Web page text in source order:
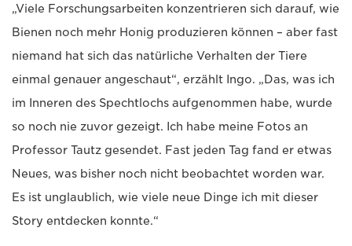
„Viele Forschungsarbeiten konzentrieren sich darauf, wie
Bienen noch mehr Honig produzieren können – aber fast
niemand hat sich das natürliche Verhalten der Tiere
einmal genauer angeschaut“, erzählt Ingo. „Das, was ich
im Inneren des Spechtlochs aufgenommen habe, wurde
so noch nie zuvor gezeigt. Ich habe meine Fotos an
Professor Tautz gesendet. Fast jeden Tag fand er etwas
Neues, was bisher noch nicht beobachtet worden war.
Es ist unglaublich, wie viele neue Dinge ich mit dieser
Story entdecken konnte.“